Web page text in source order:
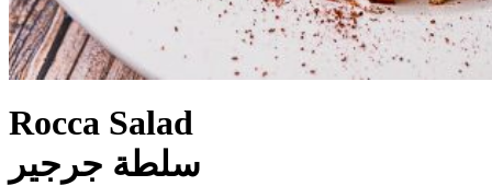
Rocca Salad
سلطة جرجير